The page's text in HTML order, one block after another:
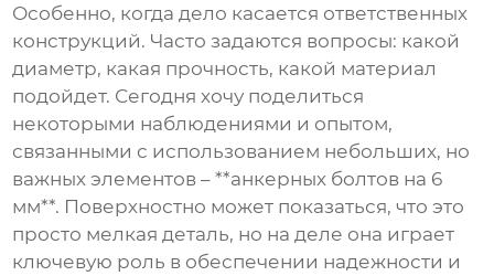
Особенно, когда дело касается ответственных
конструкций. Часто задаются вопросы: какой
диаметр, какая прочность, какой материал
подойдет. Сегодня хочу поделиться
некоторыми наблюдениями и опытом,
связанными с использованием небольших, но
важных элементов – **анкерных болтов на 6
мм**. Поверхностно может показаться, что это
просто мелкая деталь, но на деле она играет
ключевую роль в обеспечении надежности и